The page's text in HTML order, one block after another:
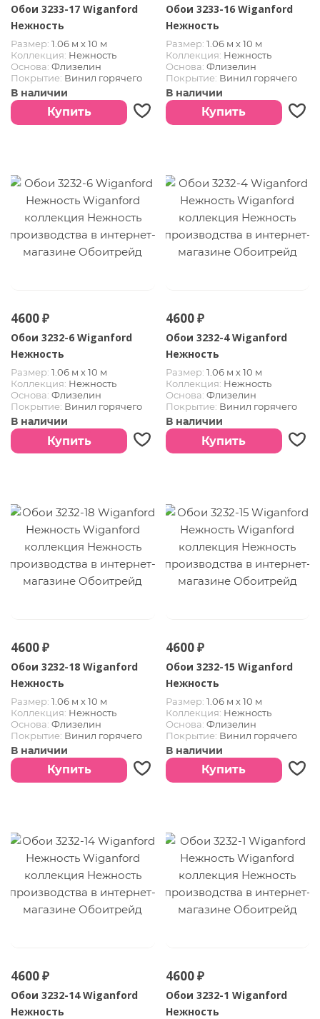
Обои 3233-17 Wiganford
Нежность
Размер: 1.06 м х 10 м
Коллекция: Нежность
Основа: Флизелин
Покрытие: Винил горячего
тиснения
В наличии
Купить
Обои 3233-16 Wiganford
Нежность
Размер: 1.06 м х 10 м
Коллекция: Нежность
Основа: Флизелин
Покрытие: Винил горячего
тиснения
В наличии
Купить
4600 ₽
Обои 3232-6 Wiganford
Нежность
Размер: 1.06 м х 10 м
Коллекция: Нежность
Основа: Флизелин
Покрытие: Винил горячего
тиснения
В наличии
Купить
4600 ₽
Обои 3232-4 Wiganford
Нежность
Размер: 1.06 м х 10 м
Коллекция: Нежность
Основа: Флизелин
Покрытие: Винил горячего
тиснения
В наличии
Купить
4600 ₽
Обои 3232-18 Wiganford
Нежность
Размер: 1.06 м х 10 м
Коллекция: Нежность
Основа: Флизелин
Покрытие: Винил горячего
тиснения
В наличии
Купить
4600 ₽
Обои 3232-15 Wiganford
Нежность
Размер: 1.06 м х 10 м
Коллекция: Нежность
Основа: Флизелин
Покрытие: Винил горячего
тиснения
В наличии
Купить
4600 ₽
Обои 3232-14 Wiganford
Нежность
4600 ₽
Обои 3232-1 Wiganford
Нежность